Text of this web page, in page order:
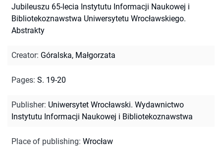
Jubileuszu 65-lecia Instytutu Informacji Naukowej i
Bibliotekoznawstwa Uniwersytetu Wrocławskiego.
Abstrakty
Creator: Góralska, Małgorzata
Pages: S. 19-20
Publisher: Uniwersytet Wrocławski. Wydawnictwo
Instytutu Informacji Naukowej i Bibliotekoznawstwa
Place of publishing: Wrocław